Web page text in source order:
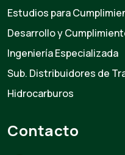
Estudios para
Desarrollo y
Ingeniería Especializada
Sub. Distribuidores de
Hidrocarburos
Contacto